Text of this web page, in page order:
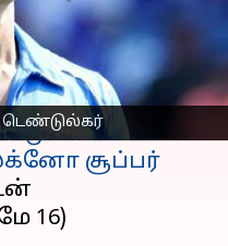
டெண்டுல்கர்
உள்ள
மும்பை
சூப்பர்
16)